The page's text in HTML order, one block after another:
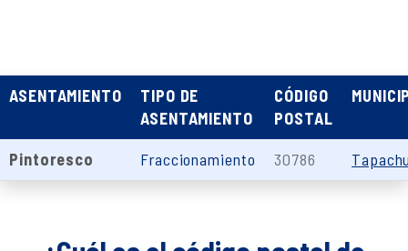
ASENTAMIENTO
TIPO DE
ASENTAMIENTO
CÓDIGO
POSTAL
Pintoresco Fraccionamiento 30786